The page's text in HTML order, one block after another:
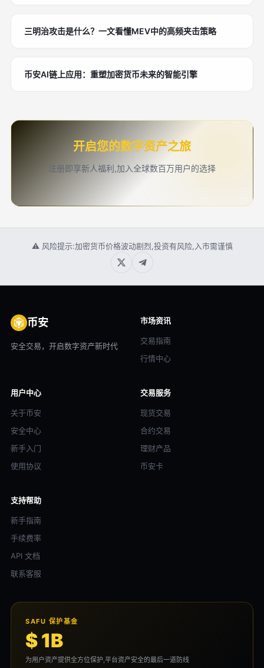
三明治攻击是什么？一文看懂MEV中的高频夹击策略
币安AI链上应用：重塑加密货币未来的智能引擎
开启您的数字资产之旅
注册即享新人福利,加入全球数百万用户的选择
⚠ 风险提示:加密货币价格波动剧烈,投资有风险,入市需谨慎
币安
安全交易，开启数字资产新时代
市场资讯
交易指南
行情中心
用户中心
关于币安
安全中心
新手入门
使用协议
交易服务
现货交易
合约交易
理财产品
币安卡
支持帮助
新手指南
手续费率
API 文档
联系客服
SAFU 保护基金
$ 1B
为用户资产提供全方位保护,平台资产安全的最后一道防线